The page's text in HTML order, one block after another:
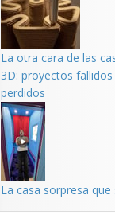
La otra cara de las
3D: proyectos
perdidos
La casa sorpresa que